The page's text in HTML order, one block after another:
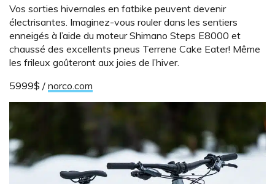
Vos sorties hivernales en fatbike peuvent devenir
électrisantes. Imaginez-vous rouler dans les sentiers
enneigés à l’aide du moteur Shimano Steps E8000 et
chaussé des excellents pneus Terrene Cake Eater! Même
les frileux goûteront aux joies de l’hiver.
5999$ / norco.com